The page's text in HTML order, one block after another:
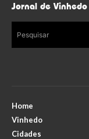
Jornal de Vinhedo
Pesquisar
Home
Vinhedo
Cidades